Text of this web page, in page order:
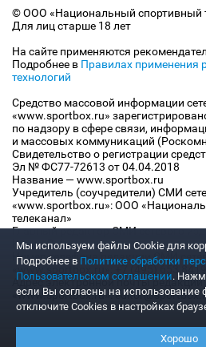
© ООО «Национальный спортивный
Для лиц старше 18 лет
На сайте применяются
Подробнее в Правилах применения
технологий
Средство массовой информации
«www.sportbox.ru»
по надзору в сфере связи,
и массовых коммуникаций
Свидетельство о регистрации
Эл № ФС77-72613 от 04.04.2018
Название — www.sportbox.ru
Учредитель (соучредители) СМИ
«www.sportbox.ru»: ООО
телеканал»
Главный редактор СМИ сетевого
Конов В.А.
Номер телефона редакции СМИ
«www.sportbox.ru»: +7 (495) 653 8419
Адрес электронной почты
«www.sportbox.ru»:
Мы используем файлы Сookie для
Подробнее в Политике обработки
Пользовательском соглашении.
если Вы согласны на использование
отключите Cookies в настройках
Хорошо